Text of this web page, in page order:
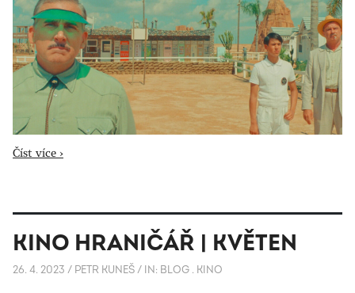
Číst více ›
KINO HRANIČÁŘ | KVĚTEN
26. 4. 2023 / PETR KUNEŠ/ IN: BLOG . KINO